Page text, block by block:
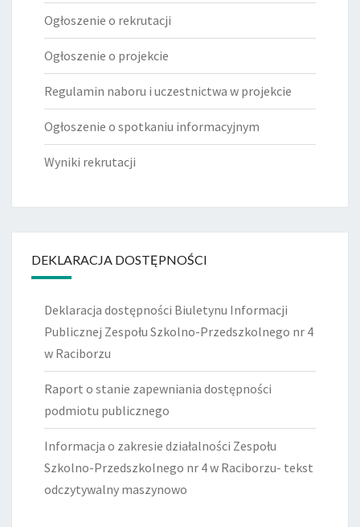
Ogłoszenie o rekrutacji
Ogłoszenie o projekcie
Regulamin naboru i uczestnictwa w projekcie
Ogłoszenie o spotkaniu informacyjnym
Wyniki rekrutacji
DEKLARACJA DOSTĘPNOŚCI
Deklaracja dostępności Biuletynu Informacji
Publicznej Zespołu Szkolno-Przedszkolnego nr 4
w Raciborzu
Raport o stanie zapewniania dostępności
podmiotu publicznego
Informacja o zakresie działalności Zespołu
Szkolno-Przedszkolnego nr 4 w Raciborzu- tekst
odczytywalny maszynowo